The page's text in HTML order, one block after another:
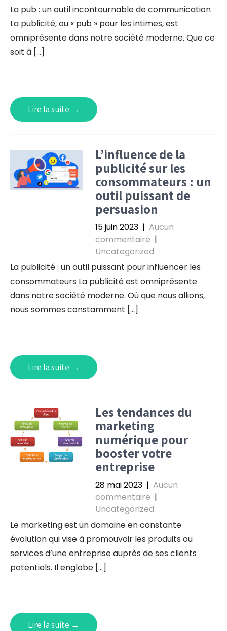
La pub : un outil incontournable de communication
La publicité, ou « pub » pour les intimes, est
omniprésente dans notre société moderne. Que ce
soit à […]
Lire la suite →
L’influence de la
publicité sur les
consommateurs : un
outil puissant de
persuasion
15 juin 2023 | Aucun
commentaire |
Uncategorized
La publicité : un outil puissant pour influencer les
consommateurs La publicité est omniprésente
dans notre société moderne. Où que nous allions,
nous sommes constamment […]
Lire la suite →
Les tendances du
marketing
numérique pour
booster votre
entreprise
28 mai 2023 | Aucun
commentaire |
Uncategorized
Le marketing est un domaine en constante
évolution qui vise à promouvoir les produits ou
services d’une entreprise auprès de ses clients
potentiels. Il englobe […]
Lire la suite →